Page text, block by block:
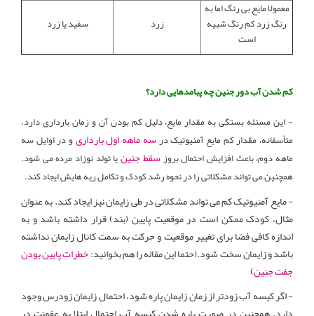
معمولا مایع بی رنگ اما به
رنگ زرد کم رنگ شبیه
است
زرد سفید یا زرد
کم شدن آب دور جنین چه پبامدهایی دارد؟
- این مسئله بستگی به مقدار مایع، دلیل کم بودن آن و زمان بارداری دارد.
متأسفانه، مقدار کم مایع آمنیوتیک درسه ماهه اول بارداریو در اوایل سه
ماهه دوم، باعث افزایش احتمال بروزسقط جنینیا تولد نوزاد مرده می شود.
همچنین می تواند مشکلاتی را در نحوه رشد کودک و تکامل ریه هایش ایجاد کند.
- مایع آمنیوتیک کم می تواند مشکلاتی در طی زایمان نیز ایجاد کند. به عنوان
مثال، کودک ممکن است در موقعیت پایین (بند) قرار داشته باشد و به
اندازه کافی فضا برای تغییر موقعیت و حرکت به سمت کانال زایمان نداشته
باشد و زایمان سخت شود.(حتما این مقاله را هم بخوانید:خطرات پایین بودن
جفت جنین)
- اگر کیسه آب زودتر از زمان زایمان پاره شود، احتمال زایمان زودرس وجود